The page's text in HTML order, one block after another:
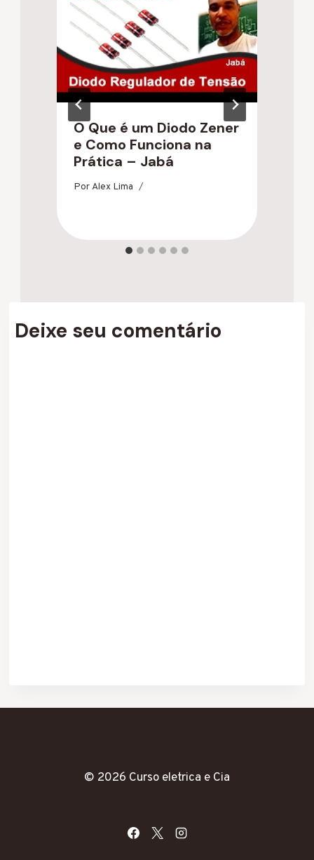
O Que é um Diodo Zener
e Como Funciona na
Prática – Jabá
Por Alex Lima
Deixe seu comentário
© 2026 Curso eletrica e Cia